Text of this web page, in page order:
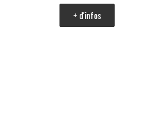
+ d'infos